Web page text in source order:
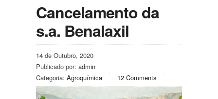
Cancelamento da
s.a. Benalaxil
14 de Outubro, 2020
Publicado por: admin
Categoria: Agroquímica 12 Comments